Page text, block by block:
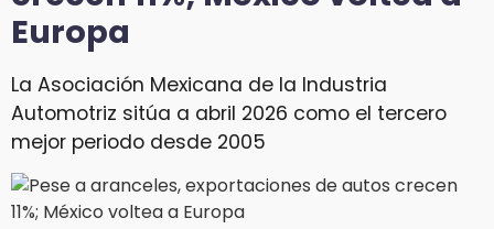
Europa
La Asociación Mexicana de la Industria
Automotriz sitúa a abril 2026 como el tercero
mejor periodo desde 2005